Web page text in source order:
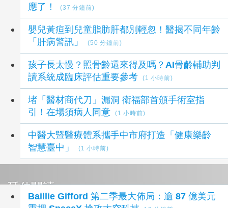
應了！
(37 分鐘前)
嬰兒黃疸到兒童脂肪肝都別輕忽！醫揭不同年齡
「肝病警訊」
(50 分鐘前)
孩子長太慢？照骨齡還來得及嗎？AI骨齡輔助判
讀系統成臨床評估重要參考
(1 小時前)
堵「醫材商代刀」漏洞 衛福部首頒手術室指
引！在場須病人同意
(1 小時前)
中醫大暨醫療體系攜手中市府打造「健康樂齡
智慧臺中」
(1 小時前)
延伸閱讀
Baillie Gifford 第二季最大佈局：逾 87 億美元